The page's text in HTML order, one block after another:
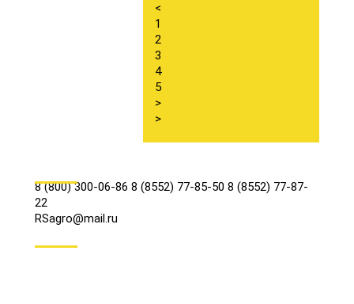
<
1
2
3
4
5
>
>
8 (800) 300-06-86 8 (8552) 77-85-50 8 (8552) 77-87-
22
RSagro@mail.ru